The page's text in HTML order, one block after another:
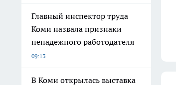
Главный инспектор труда
Коми назвала признаки
ненадежного работодателя
09:13
В Коми открылась выставка